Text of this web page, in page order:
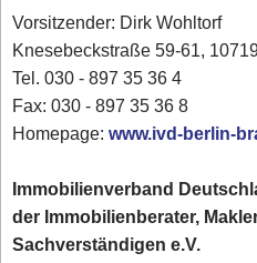
Vorsitzender: Dirk Wohltorf
Knesebeckstraße 59-61,
Tel. 030 - 897 35 36 4
Fax: 030 - 897 35 36 8
Homepage:www.ivd-berlin-
Immobilienverband
der Immobilienberater,
Sachverständigen e.V.